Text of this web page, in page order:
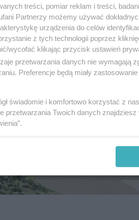
treści, pomiar reklam i treści,
Partnerzy możemy używać
urządzenia do celów
z tych technologii poprzez
wycofać klikając przycisk ustawień
przetwarzania danych nie wymagają
Preferencje będą miały
świadomie i komfortowo korzystać z
przetwarzania Twoich danych znajdziesz